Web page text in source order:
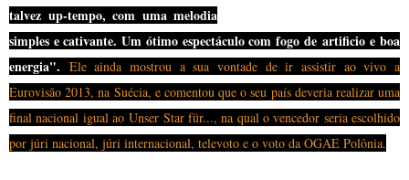
talvez up-tempo, com uma melodia
simples e cativante. Um ótimo espectáculo com fogo de artificio e boa
energia". Ele ainda mostrou a sua vontade de ir assistir ao vivo a
Eurovisão 2013, na Suécia, e comentou que o seu país deveria realizar uma
final nacional igual aoUnser Star für..., na qual o vencedor seria escolhido
por júri nacional, júri internacional, televoto e o voto da OGAE Polônia.